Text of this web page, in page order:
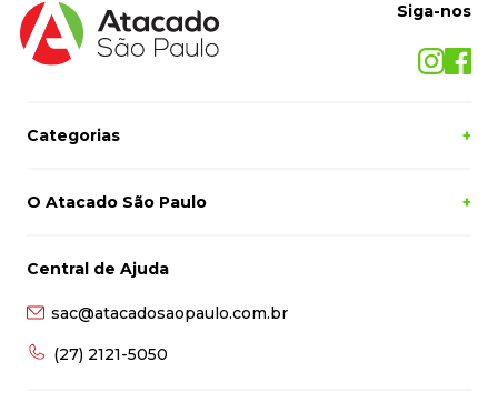
Siga-nos
Categorias +
O Atacado São Paulo +
Central de Ajuda
sac@atacadosaopaulo.com.br
(27) 2121-5050